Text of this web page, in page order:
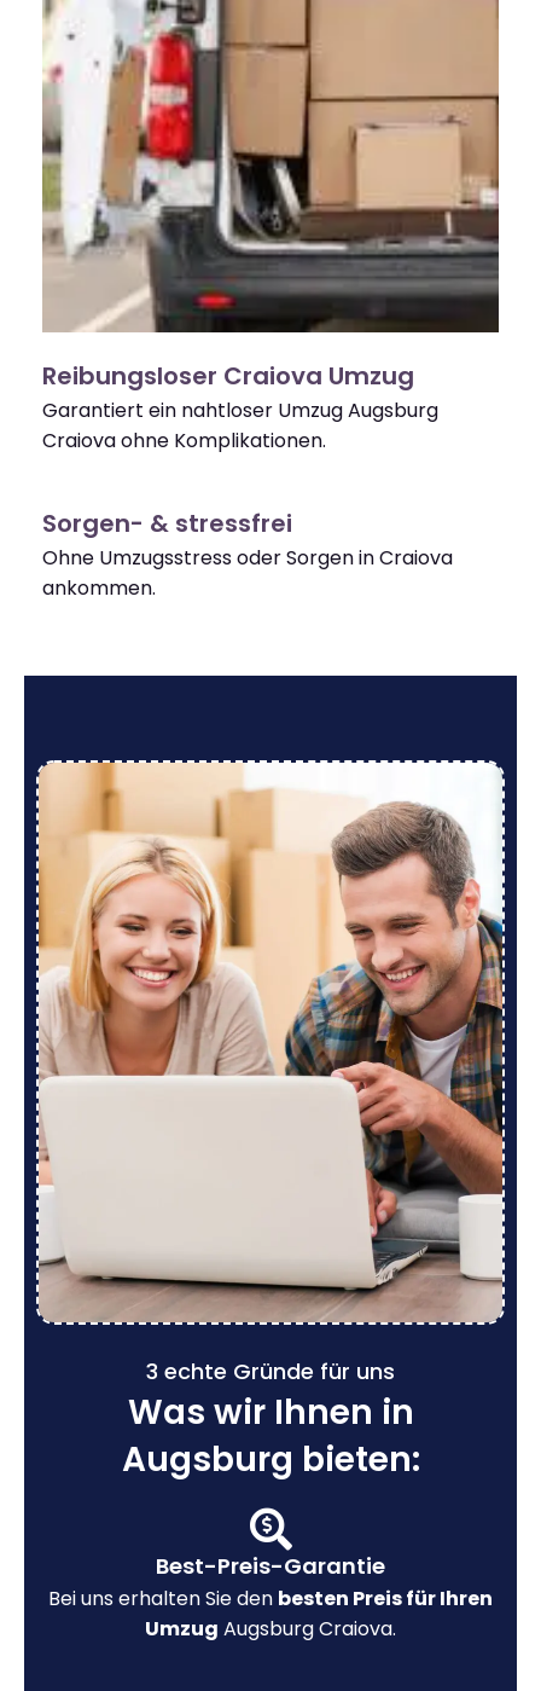
Reibungsloser Craiova Umzug
Garantiert ein nahtloser Umzug Augsburg
Craiova ohne Komplikationen.
Sorgen- & stressfrei
Ohne Umzugsstress oder Sorgen in Craiova
ankommen.
3 echte Gründe für uns
Was wir Ihnen in
Augsburg bieten:
Best-Preis-Garantie
Bei uns erhalten Sie den besten Preis für Ihren
Umzug Augsburg Craiova.